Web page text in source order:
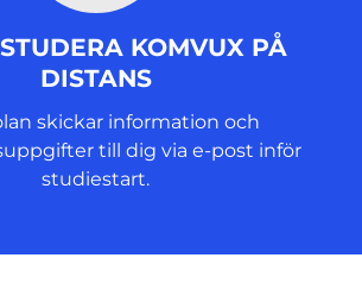
KOMVUX PÅ
DISTANS
skickar information och
till dig via e-post inför
studiestart.